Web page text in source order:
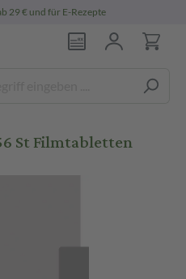
29 € und für E-Rezepte
St Filmtabletten